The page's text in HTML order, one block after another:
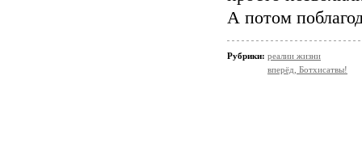
А потом
Рубрики: реалии жизни
вперёд, Ботхисатвы!